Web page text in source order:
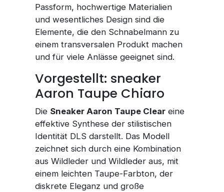
Passform, hochwertige Materialien
und wesentliches Design sind die
Elemente, die den Schnabelmann zu
einem transversalen Produkt machen
und für viele Anlässe geeignet sind.
Vorgestellt: sneaker
Aaron Taupe Chiaro
Die Sneaker Aaron Taupe Clear eine
effektive Synthese der stilistischen
Identität DLS darstellt. Das Modell
zeichnet sich durch eine Kombination
aus Wildleder und Wildleder aus, mit
einem leichten Taupe-Farbton, der
diskrete Eleganz und große